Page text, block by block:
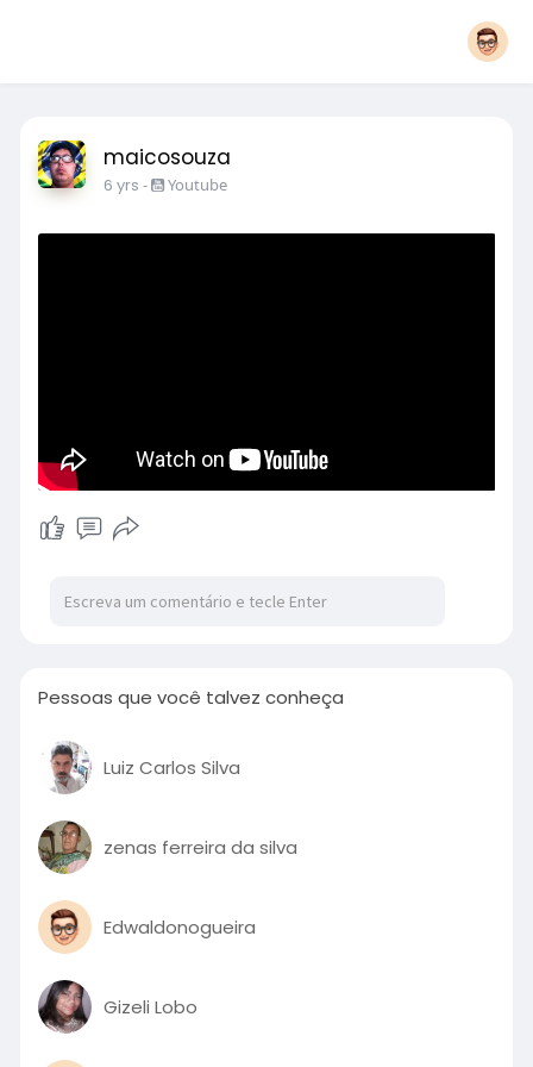
maicosouza
6 yrs - Youtube
Pessoas que você talvez conheça
Luiz Carlos Silva
zenas ferreira da silva
Edwaldonogueira
Gizeli Lobo